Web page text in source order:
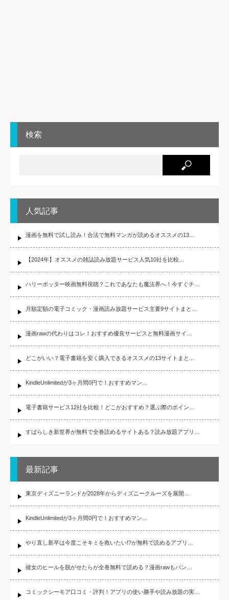
検索
人気記事
漫画を無料で試し読み！合法で無料マンガが読めるオススメの13…
【2024年】オススメの雑誌読み放題サービス人気10社を比較…
ハリーポッター映画無料視聴？これであなたも魔法界へ！今すぐチ…
月額定額の電子コミック・漫画読み放題サービス主要9サイトまと…
漫画rawの代わりはコレ！おすすめ優良サービスと無料漫画サイ…
どこがいい？電子書籍を安く購入できるオススメの13サイトまと…
KindleUnlimitedが3ヶ月間0円で！おすすめマン…
電子書籍サービス12社を比較！どこがおすすめ？選ぶ際のポイン…
すばらしき新世界が無料で全巻読めるサイトある？読み放題アプリ…
最新記事
東京ディズニーランドが2028年からディズニークルーズを展開…
KindleUnlimitedが3ヶ月間0円で！おすすめマン…
やり直し新卒は今度こそキミを救いたい!?が無料で読めるアプリ…
彼女のヒールを脱がせたらが全巻無料で読める？漫画rawもバン…
コミックシーモア口コミ・評判！アプリの使い勝手や読み放題の実…